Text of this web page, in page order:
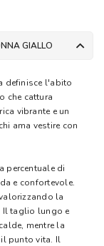
GIALLO
definisce l'abito
che cattura
vibrante e un
ama vestire con
percentuale di
e confortevole.
la
Il taglio lungo e
mentre la
punto vita. Il